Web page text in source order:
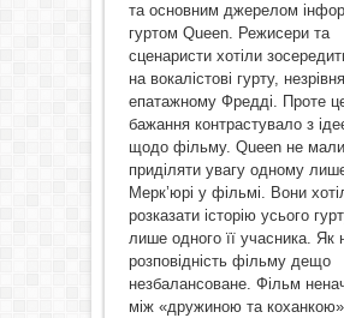
та основним джерелом
гуртом Queen. Режисери та
сценаристи хотіли
на вокалістові гурту,
епатажному Фредді. Проте
бажання контрастувало з
щодо фільму. Queen не
приділяти увагу одному
Мерк’юрі у фільмі. Вони
розказати історію усього
лише одного її учасника. Як
розповідність фільму дещо
незбалансоване. Фільм
між «дружиною та